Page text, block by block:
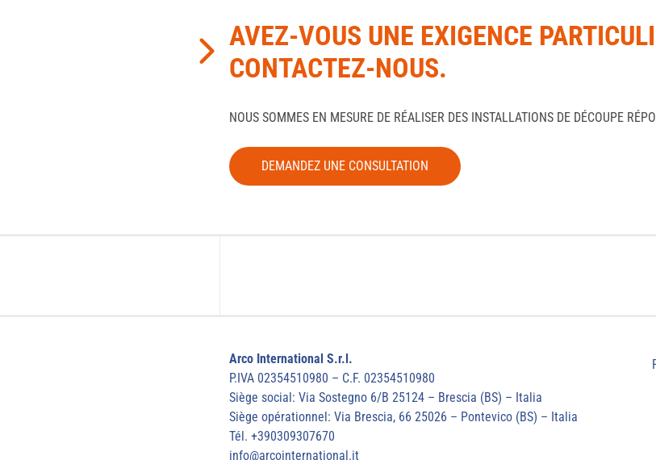
AVEZ-VOUS UNE EXIGENCE
CONTACTEZ-NOUS.
NOUS SOMMES EN MESURE DE RÉALISER DES INSTALLATIONS DE DÉCOUPE
DEMANDEZ UNE CONSULTATION
Arco International S.r.l.
P.IVA 02354510980 – C.F. 02354510980
Siège social: Via Sostegno 6/B 25124 – Brescia (BS) – Italia
Siège opérationnel: Via Brescia, 66 25026 – Pontevico (BS) – Italia
Tél. +390309307670
info@arcointernational.it